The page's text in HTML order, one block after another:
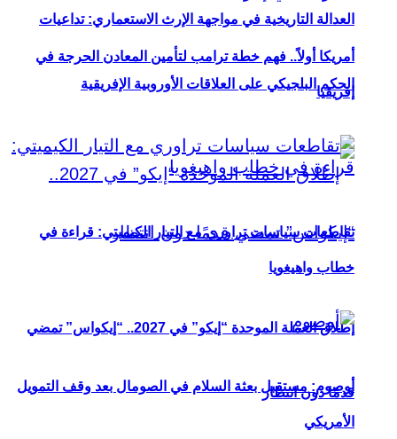
العدالة التاريخية في مواجهة الإرث الاستعماري: تداعيات
الحكم البلجيكي على العلاقات الأوروبية الإفريقية
إطلاق العملة الموحدة “إيكو” في 2027.. “إيكواس” تمضي
قدمًا دون انتظار
أمريكا أولاً.. فهم خطة ترامب لتأمين المعادن الحرجة في
إفريقيا
تقاطعات سياسات تراوري مع التيار الكيميتي: قراءة في
خطاب واهيغويا
أوصوم: مستقبل بعثة السلام في الصومال بعد وقف التمويل
الأمريكي